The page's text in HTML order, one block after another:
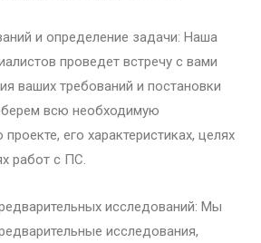
и определение задачи: Наша
проведет встречу с вами
ваших требований и постановки
всю необходимую
его характеристиках, целях
работ с ПС.
исследований: Мы
исследования,